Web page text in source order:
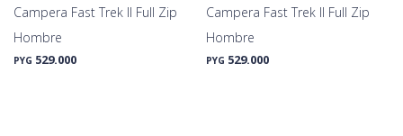
Campera Fast Trek II Full Zip
Hombre
PYG 529.000
Campera Fast Trek II Full Zip
Hombre
PYG 529.000